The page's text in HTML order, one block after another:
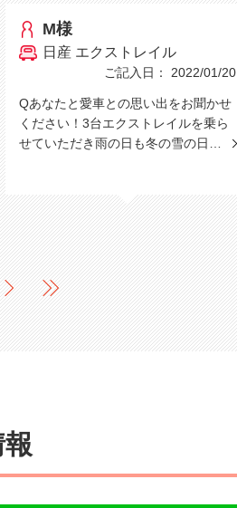
M様
日産 エクストレイル
ご記入日： 2022/01/20
Qあなたと愛車との思い出をお聞かせ
ください！3台エクストレイルを乗ら
せていただき雨の日も冬の雪の日…